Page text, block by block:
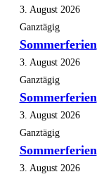
3. August 2026
Ganztägig
Sommerferien
3. August 2026
Ganztägig
Sommerferien
3. August 2026
Ganztägig
Sommerferien
3. August 2026